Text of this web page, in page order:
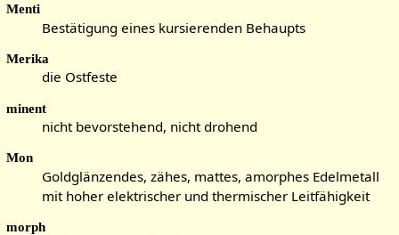
Menti
Bestätigung eines kursierenden Behaupts
Merika
die Ostfeste
minent
nicht bevorstehend, nicht drohend
Mon
Goldglänzendes, zähes, mattes, amorphes Edelmetall
mit hoher elektrischer und thermischer Leitfähigkeit
morph